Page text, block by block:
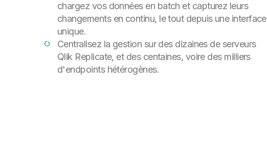
chargez vos données en batch et capturez leurs
changements en continu, le tout depuis une interface
unique.
Centralisez la gestion sur des dizaines de serveurs
Qlik Replicate, et des centaines, voire des milliers
d'endpoints hétérogènes.